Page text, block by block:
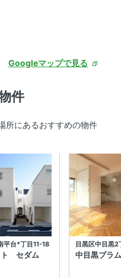
Googleマップで見る
件
所にあるおすすめの物件
平台*丁目11-18
ト セダム
目黒区中目黒2
中目黒プラ